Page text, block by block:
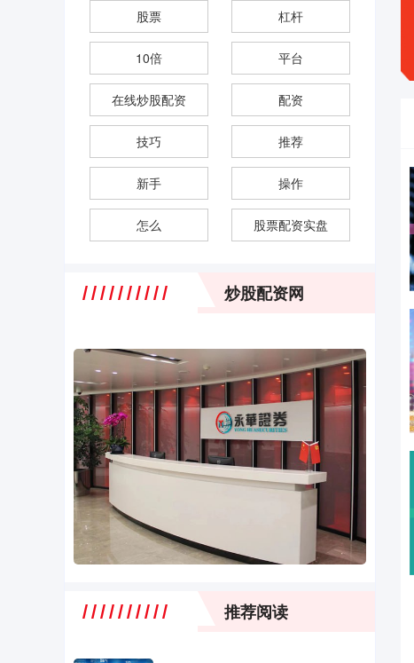
股票 杠杆
10倍 平台
在线炒股配资 配资
技巧 推荐
新手 操作
怎么 股票配资实盘
炒股配资网
推荐阅读